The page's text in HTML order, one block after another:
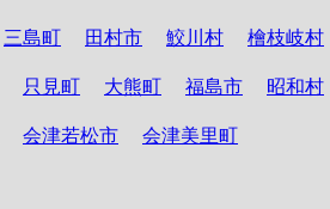
三島町 田村市 鮫川村 檜枝岐村
只見町 大熊町 福島市 昭和村
会津若松市 会津美里町